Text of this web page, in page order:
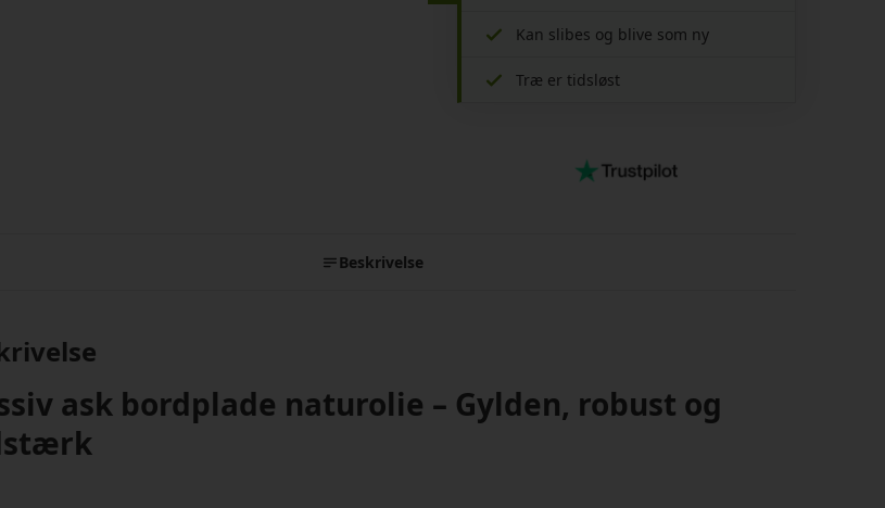
Kan slibes og blive som ny
Træ er tidsløst
Beskrivelse
ask bordplade naturolie – Gylden, robust og